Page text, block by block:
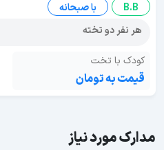
B.B
با صبحانه
هر نفر دو تخته
کودک با تخت
قیمت به تومان
مدارک مورد نیاز